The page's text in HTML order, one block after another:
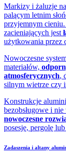
Markizy i żaluzje
palącym letnim
przyjemnym
zacieniających jest
użytkowania przez
Nowoczesne
materiałów,
atmosferycznych,
silnym wietrze czy
Konstrukcje
bezobsługowe i
nowoczesne
posesję, pergolę
Zadaszenia i altany